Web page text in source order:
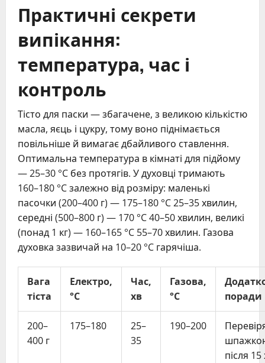
Практичні секрети
випікання:
температура, час і
контроль
Тісто для паски — збагачене, з великою кількістю
масла, яєць і цукру, тому воно піднімається
повільніше й вимагає дбайливого ставлення.
Оптимальна температура в кімнаті для підйому
— 25–30 °C без протягів. У духовці тримають
160–180 °C залежно від розміру: маленькі
пасочки (200–400 г) — 175–180 °C 25–35 хвилин,
середні (500–800 г) — 170 °C 40–50 хвилин, великі
(понад 1 кг) — 160–165 °C 55–70 хвилин. Газова
духовка зазвичай на 10–20 °C гарячіша.
Вага
тіста
Електро,
°C
Час,
хв
Газова,
°C
поради
200–
400 г
175–180
25–
35
190–200
після 15